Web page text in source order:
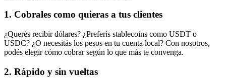
1. Cobrales como quieras a tus clientes
¿Querés recibir dólares? ¿Preferís stablecoins como USDT o
USDC? ¿O necesitás los pesos en tu cuenta local? Con nosotros,
podés elegir cómo cobrar según lo que más te convenga.
2. Rápido y sin vueltas